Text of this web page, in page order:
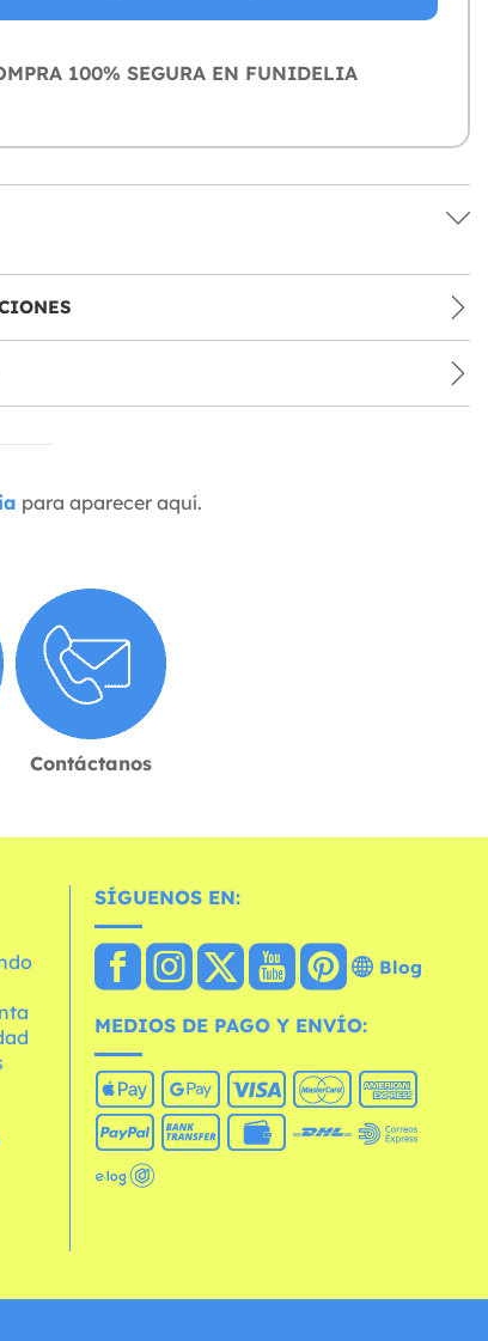
100% SEGURA EN FUNIDELIA
para aparecer aquí.
Contáctanos
SÍGUENOS EN:
Blog
MEDIOS DE PAGO Y ENVÍO: